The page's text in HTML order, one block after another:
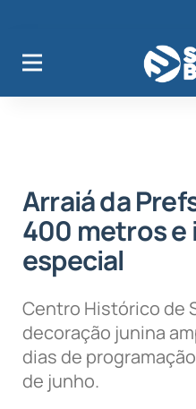
Arraiá da
400 metros e
especial
Centro Histórico de
decoração junina
dias de
de junho.